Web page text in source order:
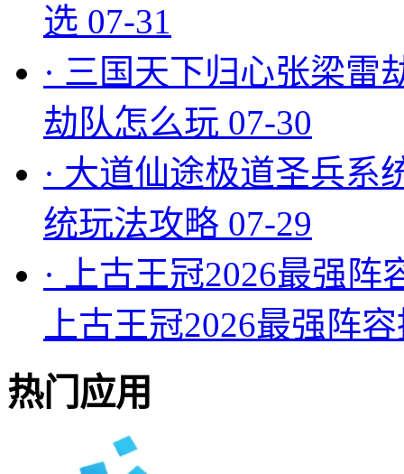
选 07-31
· 三国天下归心张梁雷
劫队怎么玩 07-30
· 大道仙途极道圣兵系
统玩法攻略 07-29
·
上古王冠2026最强
上古王冠2026最强阵
热门应用